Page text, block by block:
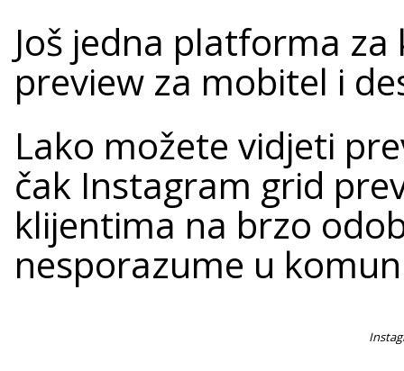
Još jedna platforma
preview za mobitel i
Lako možete vidjeti
čak Instagram grid
klijentima na brzo
nesporazume u